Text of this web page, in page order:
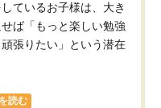
ているお子様は、大き
ば「もっと楽しい勉強
張りたい」という潜在
読む